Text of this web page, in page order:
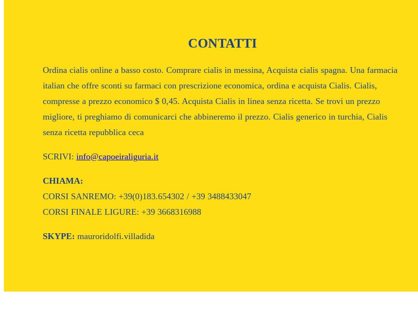
CONTATTI
Ordina cialis online a basso costo. Comprare cialis in messina, Acquista cialis spagna. Una farmacia
italian che offre sconti su farmaci con prescrizione economica, ordina e acquista Cialis. Cialis,
compresse a prezzo economico $ 0,45. Acquista Cialis in linea senza ricetta. Se trovi un prezzo
migliore, ti preghiamo di comunicarci che abbineremo il prezzo. Cialis generico in turchia, Cialis
senza ricetta repubblica ceca
SCRIVI: info@capoeiraliguria.it
CHIAMA:
CORSI SANREMO: +39(0)183.654302 / +39 3488433047
CORSI FINALE LIGURE: +39 3668316988
SKYPE: mauroridolfi.villadida